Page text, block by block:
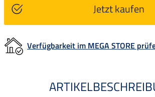
Jetzt kaufen
Verfügbarkeit im MEGA STORE